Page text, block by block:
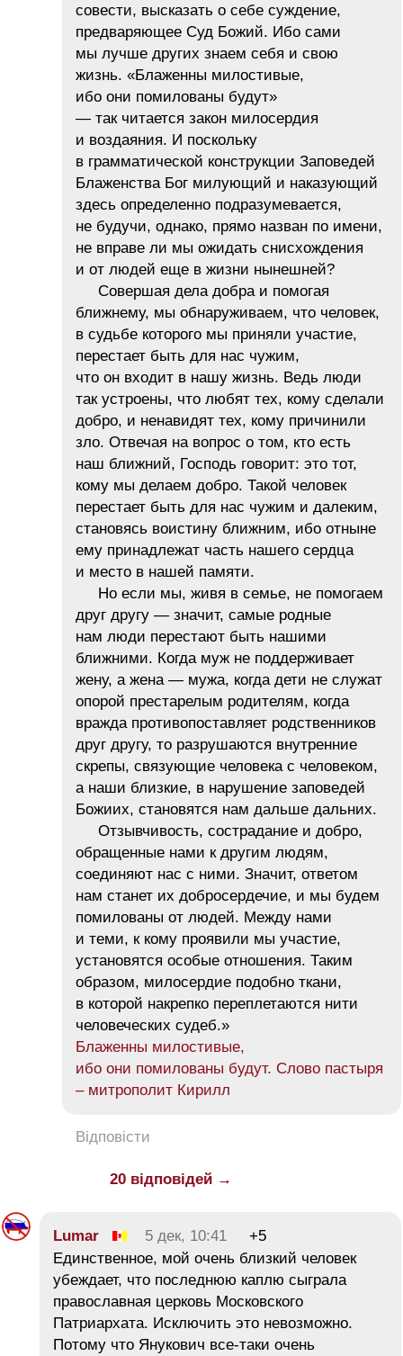
совести, высказать о себе суждение,
предваряющее Суд Божий. Ибо сами
мы лучше других знаем себя и свою
жизнь. «Блаженны милостивые,
ибо они помилованы будут»
— так читается закон милосердия
и воздаяния. И поскольку
в грамматической конструкции Заповедей
Блаженства Бог милующий и наказующий
здесь определенно подразумевается,
не будучи, однако, прямо назван по имени,
не вправе ли мы ожидать снисхождения
и от людей еще в жизни нынешней?
Совершая дела добра и помогая
ближнему, мы обнаруживаем, что человек,
в судьбе которого мы приняли участие,
перестает быть для нас чужим,
что он входит в нашу жизнь. Ведь люди
так устроены, что любят тех, кому сделали
добро, и ненавидят тех, кому причинили
зло. Отвечая на вопрос о том, кто есть
наш ближний, Господь говорит: это тот,
кому мы делаем добро. Такой человек
перестает быть для нас чужим и далеким,
становясь воистину ближним, ибо отныне
ему принадлежат часть нашего сердца
и место в нашей памяти.
Но если мы, живя в семье, не помогаем
друг другу — значит, самые родные
нам люди перестают быть нашими
ближними. Когда муж не поддерживает
жену, а жена — мужа, когда дети не служат
опорой престарелым родителям, когда
вражда противопоставляет родственников
друг другу, то разрушаются внутренние
скрепы, связующие человека с человеком,
а наши близкие, в нарушение заповедей
Божиих, становятся нам дальше дальних.
Отзывчивость, сострадание и добро,
обращенные нами к другим людям,
соединяют нас с ними. Значит, ответом
нам станет их добросердечие, и мы будем
помилованы от людей. Между нами
и теми, к кому проявили мы участие,
установятся особые отношения. Таким
образом, милосердие подобно ткани,
в которой накрепко переплетаются нити
человеческих судеб.»
Блаженны милостивые,
ибо они помилованы будут. Слово пастыря
– митрополит Кирилл
Відповісти
20 відповідей →
Lumar 5 дек, 10:41
+5
Единственное, мой очень близкий человек
убеждает, что последнюю каплю сыграла
православная церковь Московского
Патриархата. Исключить это невозможно.
Потому что Янукович все-таки очень